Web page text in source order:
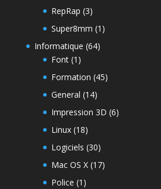
RepRap (3)
Super8mm (1)
Informatique (64)
Font(1)
Formation (45)
General (14)
Impression 3D (6)
Linux(18)
Logiciels (30)
Mac OS X(17)
Police (1)